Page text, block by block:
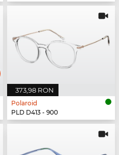
373,98 RON
Polaroid
PLD D413 - 900